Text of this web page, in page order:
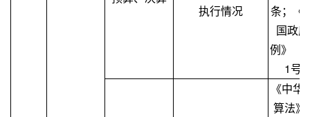
执行情况
条；《
国政
例》（
1号
《中
算法